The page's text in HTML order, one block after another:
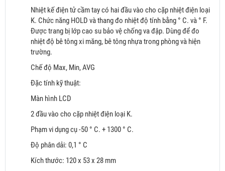
Nhiệt kế điện tử cầm tay có hai đầu vào cho cặp nhiệt điện loại
K. Chức năng HOLD và thang đo nhiệt độ tính bằng ° C. và ° F.
Được trang bị lớp cao su bảo vệ chống va đập. Dùng để đo
nhiệt độ bê tông xi măng, bê tông nhựa trong phòng và hiện
trường.
Chế độ Max, Min, AVG
Đặc tính kỹ thuật:
Màn hình LCD
2 đầu vào cho cặp nhiệt điện loại K.
Phạm vi dụng cụ -50 ° C. + 1300 ° C.
Độ phân dải: 0,1 ° C
Kích thước: 120 x 53 x 28 mm